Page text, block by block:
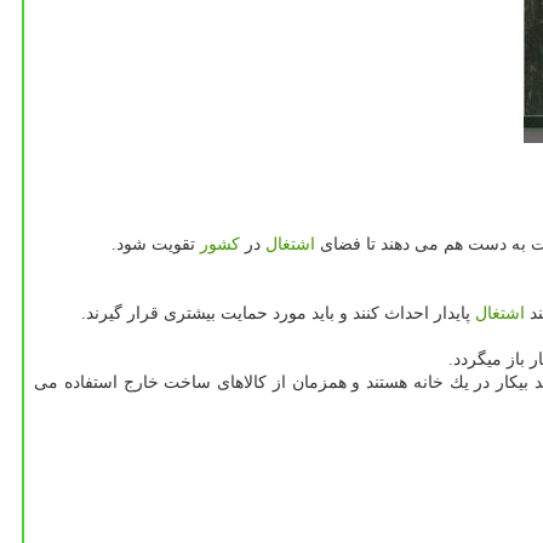
به دست هم می دهند تا فضای اشتغال در كشور تقویت شود.
اشتغال پایدار احداث كنند و باید مورد حمایت بیشتری قرار گیرند.
باز میگردد.
بیكار در یك خانه هستند و همزمان از كالاهای ساخت خارج استفاده می